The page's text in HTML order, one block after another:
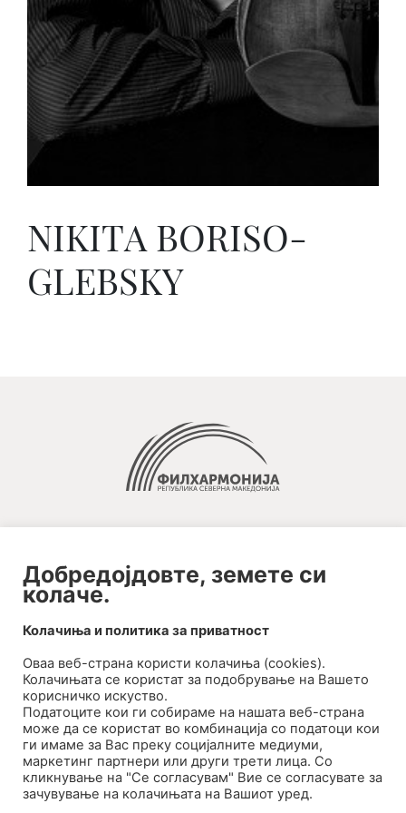
NIKITA BORISO-
GLEBSKY
Filharmonija
Добредојдовте, земете си
колаче.
Колачиња и политика за приватност
Оваа веб-странa користи колачиња (cookies).
Колачињата се користат за подобрување на Вашето
корисничко искуство.
Податоците кои ги собираме на нашата веб-страна
може да се користат во комбинација со податоци кои
ги имаме за Вас преку социјалните медиуми,
маркетинг партнери или други трети лица. Со
кликнување на "Се согласувам" Вие се согласувате за
зачувување на колачињата на Вашиот уред.